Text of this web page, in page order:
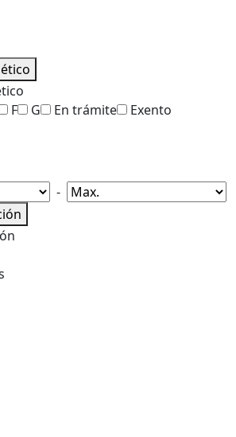
F G En trámite
Exento
-